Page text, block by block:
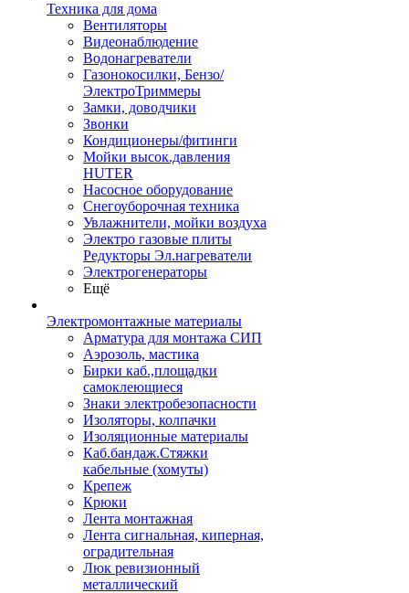
Техника для дома
Вентиляторы
Видеонаблюдение
Водонагреватели
Газонокосилки, Бензо/
ЭлектроТриммеры
Замки, доводчики
Звонки
Кондиционеры/фитинги
Мойки высок.давления
HUTER
Насосное оборудование
Снегоуборочная техника
Увлажнители, мойки воздуха
Электро газовые плиты
Редукторы Эл.нагреватели
Электрогенераторы
Ещё
Электромонтажные материалы
Арматура для монтажа СИП
Аэрозоль, мастика
Бирки каб.,площадки
самоклеющиеся
Знаки электробезопасности
Изоляторы, колпачки
Изоляционные материалы
Каб.бандаж.Стяжки
кабельные (хомуты)
Крепеж
Крюки
Лента монтажная
Лента сигнальная, киперная,
оградительная
Люк ревизионный
металлический